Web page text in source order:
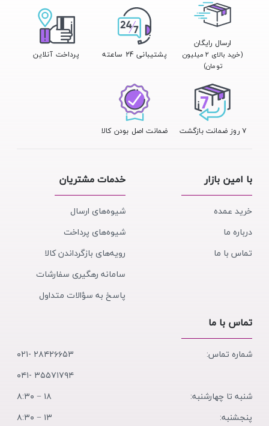
ارسال رایگان
(خرید بالای ۲ میلیون
تومان)
پشتیبانی 24 ساعته پرداخت آنلاین
۷ روز ضمانت بازگشت ضمانت اصل بودن کالا
با امین بازار
خرید عمده
درباره ما
تماس با ما
خدمات مشتریان
شیوه‌های ارسال
شیوه‌های پرداخت
رویه‌های بازگرداندن کالا
سامانه رهگیری سفارشات
پاسخ به سؤالات متداول
تماس با ما
شماره تماس:
۲۸۴۲۶۶۵۳ -۰۲۱
۳۵۵۷۱۷۹۴ -۰۴۱
شنبه تا چهارشنبه:
۱۸ − ۸:۳۰
پنجشنبه:
۱۳ − ۸:۳۰